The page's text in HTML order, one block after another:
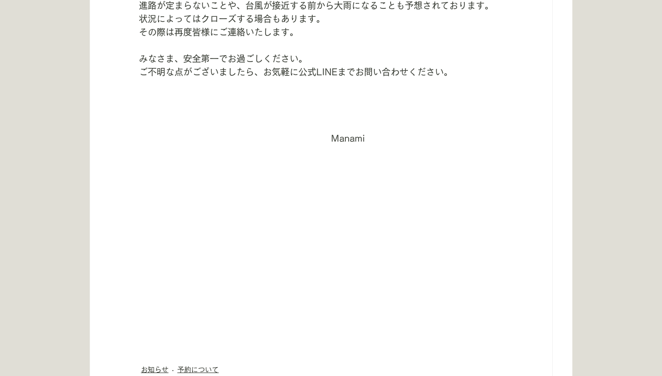
進路が定まらないことや、台風が接近する前から大雨になることも予想されております。
状況によってはクローズする場合もあります。
その際は再度皆様にご連絡いたします。
みなさま、安全第一でお過ごしください。
ご不明な点がございましたら、お気軽に公式LINEまでお問い合わせください。
Manami
お知らせ 予約について